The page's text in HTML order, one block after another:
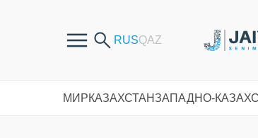
МИРКАЗАХСТАНЗАПАДНО-